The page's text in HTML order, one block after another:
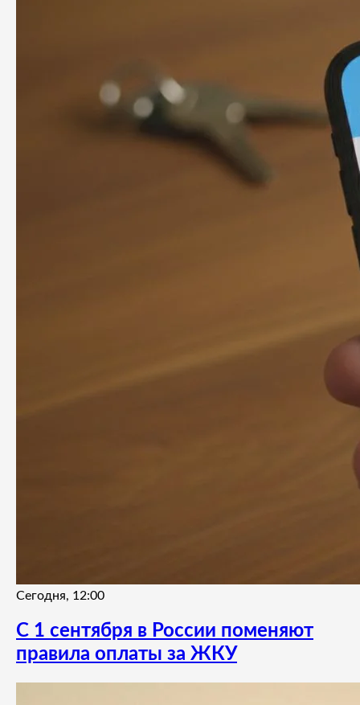
Сегодня, 12:00
С 1 сентября в России поменяют
правила оплаты за ЖКУ